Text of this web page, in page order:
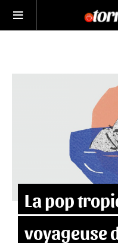
La pop
voyageuse